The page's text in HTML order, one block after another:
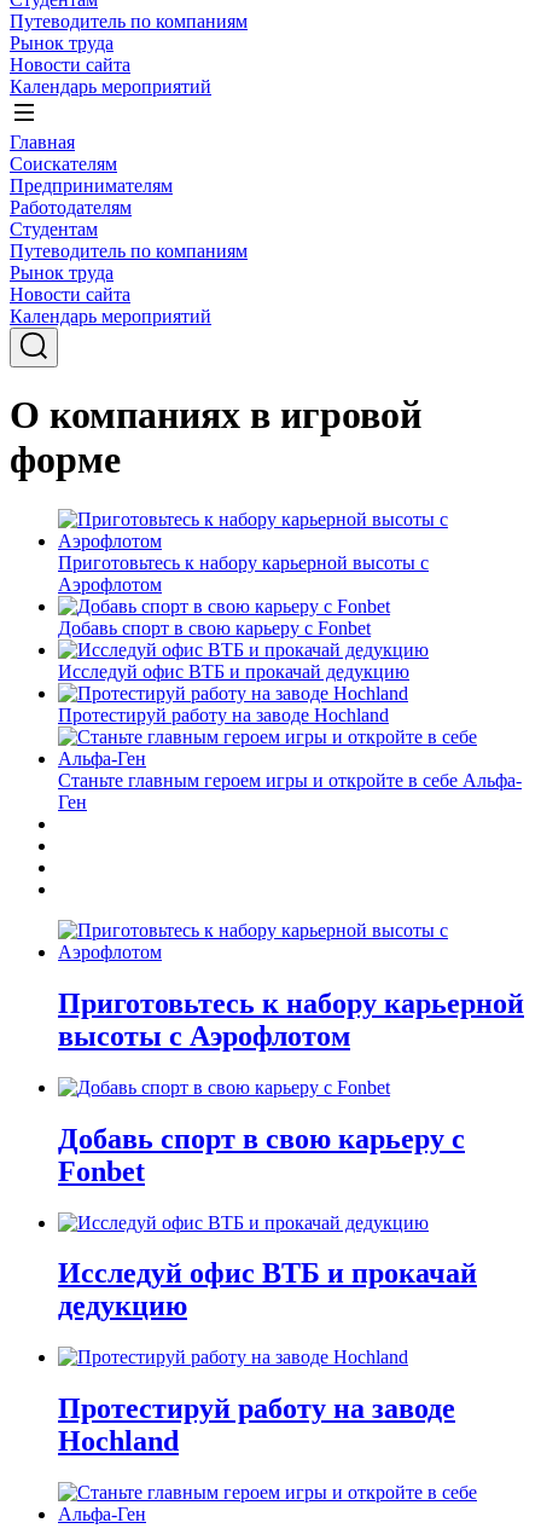
Путеводитель по компаниям
Рынок труда
Новости сайта
Календарь мероприятий
Главная
Соискателям
Предпринимателям
Работодателям
Студентам
Путеводитель по компаниям
Рынок труда
Новости сайта
Календарь мероприятий
О компаниях в игровой
форме
Приготовьтесь к набору карьерной высоты с
Аэрофлотом
Добавь спорт в свою карьеру с Fonbet
Исследуй офис ВТБ и прокачай дедукцию
Протестируй работу на заводе Hochland
Станьте главным героем игры и откройте в себе Альфа-
Ген
Приготовьтесь к набору карьерной
высоты с Аэрофлотом
Добавь спорт в свою карьеру с
Fonbet
Исследуй офис ВТБ и прокачай
дедукцию
Протестируй работу на заводе
Hochland